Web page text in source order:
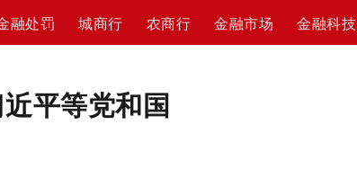
融处罚 城商行 农商行 金融市场 金融科技
平等党和国